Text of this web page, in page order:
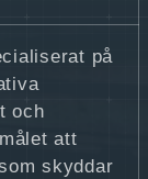
på
och
att
skyddar